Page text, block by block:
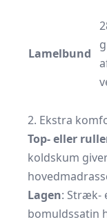
Lamelbund
2. Ekstra
Top- eller
koldskum
Lagen: Stræk-
bomuldssatin